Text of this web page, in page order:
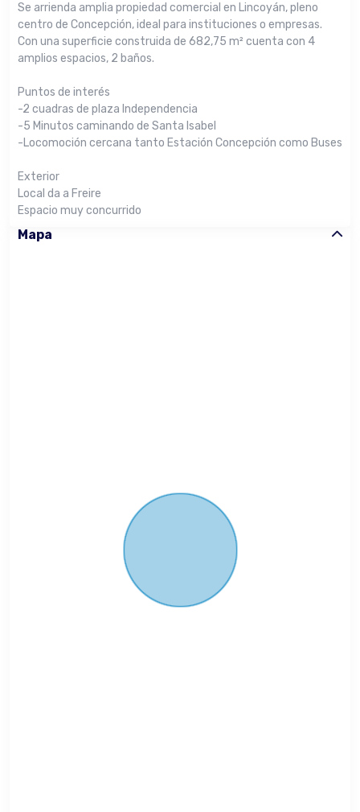
Se arrienda amplia propiedad comercial en Lincoyán, pleno
centro de Concepción, ideal para instituciones o empresas.
Con una superficie construida de 682,75 m² cuenta con 4
amplios espacios, 2 baños.
Puntos de interés
-2 cuadras de plaza Independencia
-5 Minutos caminando de Santa Isabel
-Locomoción cercana tanto Estación Concepción como Buses
Exterior
Local da a Freire
Espacio muy concurrido
Mapa